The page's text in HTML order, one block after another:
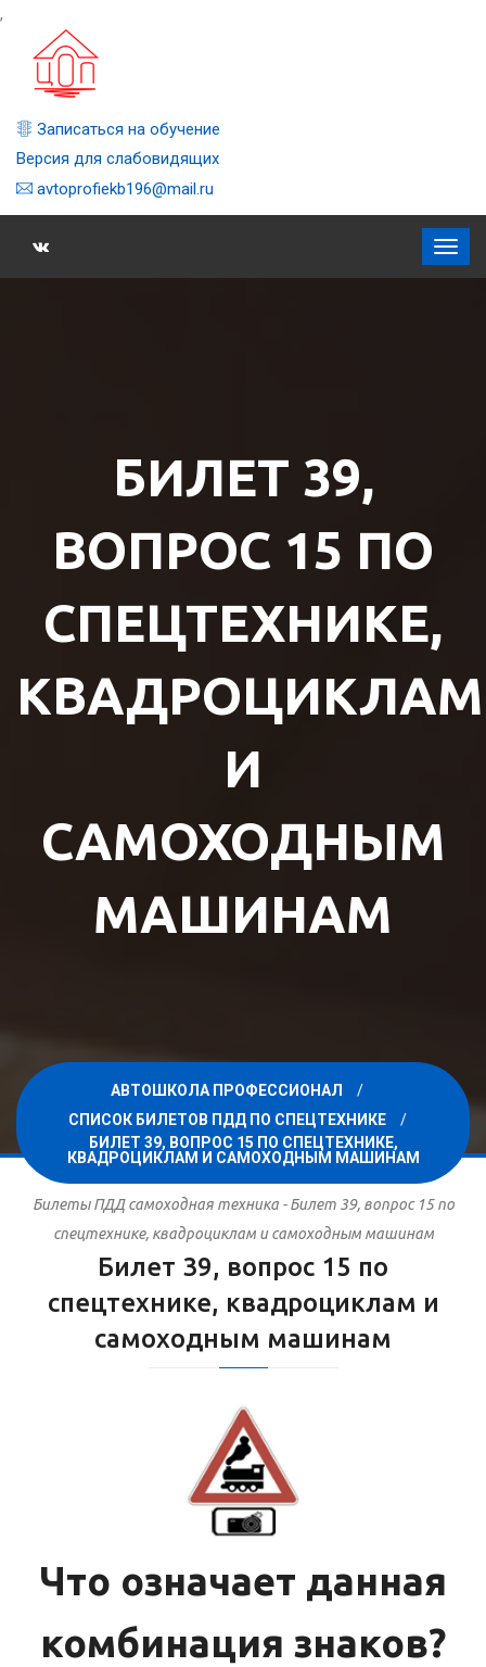
,
Записаться на обучение
Версия для слабовидящих
avtoprofiekb196@mail.ru
БИЛЕТ 39,
ВОПРОС 15 ПО
СПЕЦТЕХНИКЕ,
КВАДРОЦИКЛАМ
И
САМОХОДНЫМ
МАШИНАМ
АВТОШКОЛА ПРОФЕССИОНАЛ
СПИСОК БИЛЕТОВ ПДД ПО СПЕЦТЕХНИКЕ
БИЛЕТ 39, ВОПРОС 15 ПО СПЕЦТЕХНИКЕ,
КВАДРОЦИКЛАМ И САМОХОДНЫМ МАШИНАМ
Билеты ПДД самоходная техника - Билет 39, вопрос 15 по
спецтехнике, квадроциклам и самоходным машинам
Билет 39, вопрос 15 по
спецтехнике, квадроциклам и
самоходным машинам
Что означает данная
комбинация знаков?